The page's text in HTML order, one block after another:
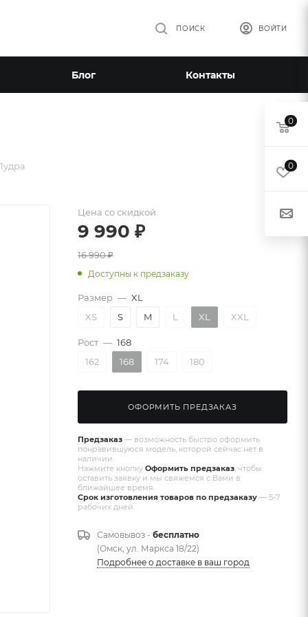
ВОЙТИ
ПОИСК
Блог Контакты
Цена со скидкой
9 990 ₽
16 990₽
Доступны к предзаказу
Размер — XL
XS
S M L XL XXL
Рост — 168
162
168 174 180
ОФОРМИТЬ ПРЕДЗАКАЗ
Предзаказ — возможность быстро оформить
понравившуюся модель, которой сейчас нет в
наличии.
Нажмите кнопку Оформить предзаказ , чтобы
оставить заявку и мы свяжемся с Вами в
ближайшее время.
Срок изготовления товаров по предзаказу — 5-7
рабочих дней.
Самовывоз - бесплатно
(Омск, ул. Маркса 18/22)
Подробнее о доставке в ваш город
0
0